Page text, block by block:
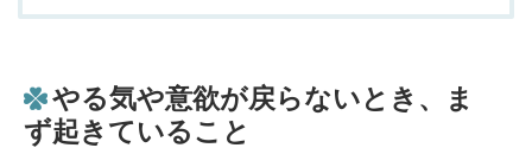
やる気や意欲が戻らないとき、ま
ず起きていること